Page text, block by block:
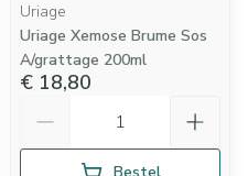
Uriage
Uriage Xemose Brume Sos
A/grattage 200ml
€ 18,80